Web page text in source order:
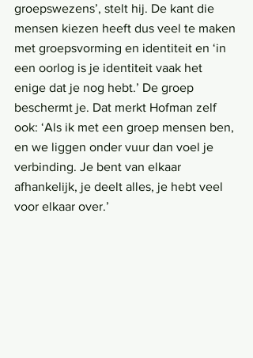
groepswezens’, stelt hij. De kant die
mensen kiezen heeft dus veel te maken
met groepsvorming en identiteit en ‘in
een oorlog is je identiteit vaak het
enige dat je nog hebt.’ De groep
beschermt je. Dat merkt Hofman zelf
ook: ‘Als ik met een groep mensen ben,
en we liggen onder vuur dan voel je
verbinding. Je bent van elkaar
afhankelijk, je deelt alles, je hebt veel
voor elkaar over.’